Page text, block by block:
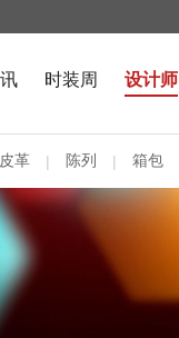
时装周 设计师
皮革 | 陈列 | 箱包